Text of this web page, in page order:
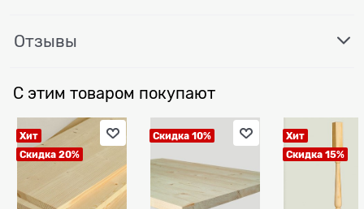
Отзывы
С этим товаром покупают
Хит
Скидка 20%
Скидка 10%
Хит
Скидка 15%